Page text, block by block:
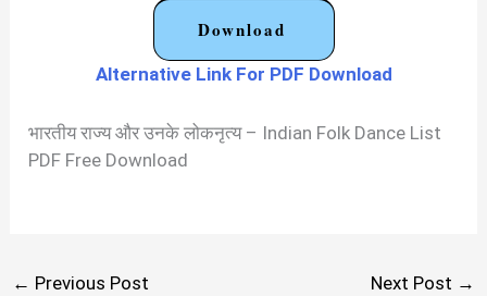
Download
Alternative Link For PDF Download
भारतीय राज्य और उनके लोकनृत्य – Indian Folk Dance List
PDF Free Download
← Previous Post Next Post →